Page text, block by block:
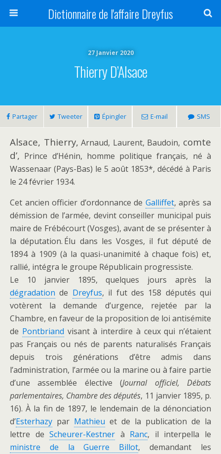
Dictionnaire de l'affaire Dreyfus
27 Janvier 2020
Thierry D’Alsace
Partager Tweeter Épingler E-mail SMS
Alsace, Thierry, Arnaud, Laurent, Baudoin, comte
d’, Prince d’Hénin, homme politique français, né à
Wassenaar (Pays-Bas) le 5 août 1853*, décédé à Paris
le 24 février 1934.
Cet ancien officier d’ordonnance de Galliffet, après sa
démission de l’armée, devint conseiller municipal puis
maire de Frébécourt (Vosges), avant de se présenter à
la députation. Élu dans les Vosges, il fut député de
1894 à 1909 (à la quasi-unanimité à chaque fois) et,
rallié, intégra le groupe Républicain progressiste.
Le 10 janvier 1895, quelques jours après la
dégradation de Dreyfus, il fut des 158 députés qui
votèrent la demande d’urgence, rejetée par la
Chambre, en faveur de la proposition de loi antisémite
de Pontbriand visant à interdire à ceux qui n’étaient
pas Français ou nés de parents naturalisés Français
depuis trois générations d’être admis dans
l’administration, l’armée ou la marine ou à faire partie
d’une assemblée élective (Journal officiel, Débats
parlementaires, Chambre des députés, 11 janvier 1895, p.
16). À la fin de 1897, le lendemain de la dénonciation
d’Esterhazy par Mathieu et de la publication de la
lettre deScheurer-Kestner à Ranc, il interpella le
ministre de la Guerre Billot, demandant les